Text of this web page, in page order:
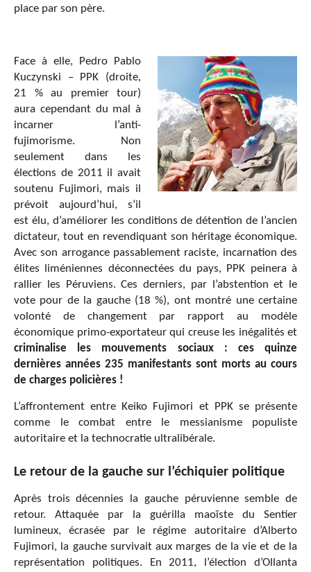
place par son père.
Face à elle, Pedro Pablo
Kuczynski – PPK (droite,
21 % au premier tour)
aura cependant du mal à
incarner l’anti-
fujimorisme. Non
seulement dans les
élections de 2011 il avait
soutenu Fujimori, mais il
prévoit aujourd’hui, s’il
est élu, d’améliorer les conditions de détention de l’ancien
dictateur, tout en revendiquant son héritage économique.
Avec son arrogance passablement raciste, incarnation des
élites liméniennes déconnectées du pays, PPK peinera à
rallier les Péruviens. Ces derniers, par l’abstention et le
vote pour de la gauche (18 %), ont montré une certaine
volonté de changement par rapport au modèle
économique primo-exportateur qui creuse les inégalités et
criminalise les mouvements sociaux :
ces quinze
dernières années 235 manifestants sont morts au cours
de charges policières !
L’affrontement entre Keiko Fujimori et PPK se présente
comme le combat entre le messianisme populiste
autoritaire et la technocratie ultralibérale.
Le retour de la gauche sur l’échiquier politique
Après trois décennies la gauche péruvienne semble de
retour. Attaquée par la guérilla maoïste du Sentier
lumineux, écrasée par le régime autoritaire d’Alberto
Fujimori, la gauche survivait aux marges de la vie et de la
représentation politiques. En 2011, l’élection d’Ollanta